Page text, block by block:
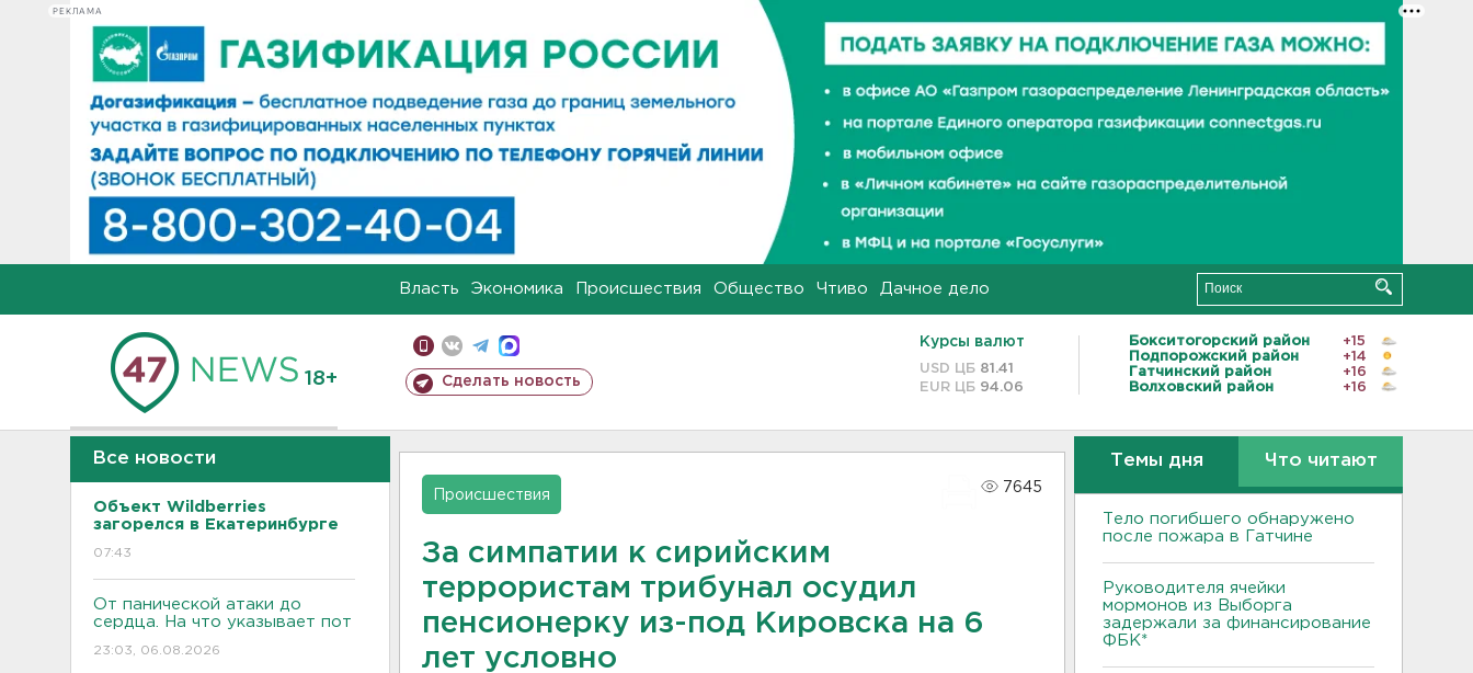
РЕКЛАМА
Власть Экономика Происшествия Общество Чтиво Дачное дело
18+ Сделать новость
Курсы валют
USD ЦБ 81.41
EUR ЦБ 94.06
Бокситогорский район
+15
Подпорожский район
+14
Гатчинский район
+16
Волховский район
+16
Все новости
Объект Wildberries
загорелся в Екатеринбурге
07:43
От панической атаки до
сердца. На что указывает пот
23:03, 06.08.2026
Происшествия
7645
За симпатии к сирийским
террористам трибунал осудил
пенсионерку из-под Кировска на 6
лет условно
Темы дня Что читают
Тело погибшего обнаружено
после пожара в Гатчине
Руководителя ячейки
мормонов из Выборга
задержали за финансирование
ФБК*